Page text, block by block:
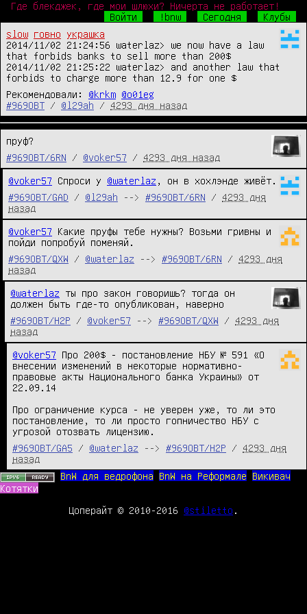
Где блекджек, где мои шлюхи? Ничерта не работает!
Войти
!bnw Сегодня
Клубы
slow говно
украшка
2014/11/02 21:24:56 waterlaz> we now have a law
that forbids banks to sell more than 200$
2014/11/02 21:25:22 waterlaz> and another law that
forbids to charge more than 12.9 for one $
Рекомендовали: @krkm @o01eg
#969OBT
/ @l29ah / 4293 дня назад
пруф?
#969OBT/6RN
/ @voker57 / 4293 дня назад
@voker57 Спроси у @waterlaz , он в хохлэнде живёт.
#969OBT/GAD
/ @l29ah --> #969OBT/6RN / 4293 дня
назад
@voker57 Какие пруфы тебе нужны? Возьми гривны и
пойди попробуй поменяй.
#969OBT/QXW
/ @waterlaz --> #969OBT/6RN / 4293 дня
назад
@waterlaz ты про закон говоришь? тогда он
должен быть где-то опубликован, наверно
#969OBT/H2P
/ @voker57 --> #969OBT/QXW / 4293 дня
назад
@voker57 Про 200$ - постановление НБУ № 591 «О
внесении изменений в некоторые нормативно-
правовые акты Национального банка Украины» от
22.09.14
Про ограничение курса - не уверен уже, то ли это
постановление, то ли просто гопничество НБУ с
угрозой отозвать лицензию.
#969OBT/GA5
/ @waterlaz --> #969OBT/H2P / 4293 дня
назад
BnW для ведрофона
BnW на Реформале
Викивач
Котятки
Цоперайт © 2010-2016 @stiletto